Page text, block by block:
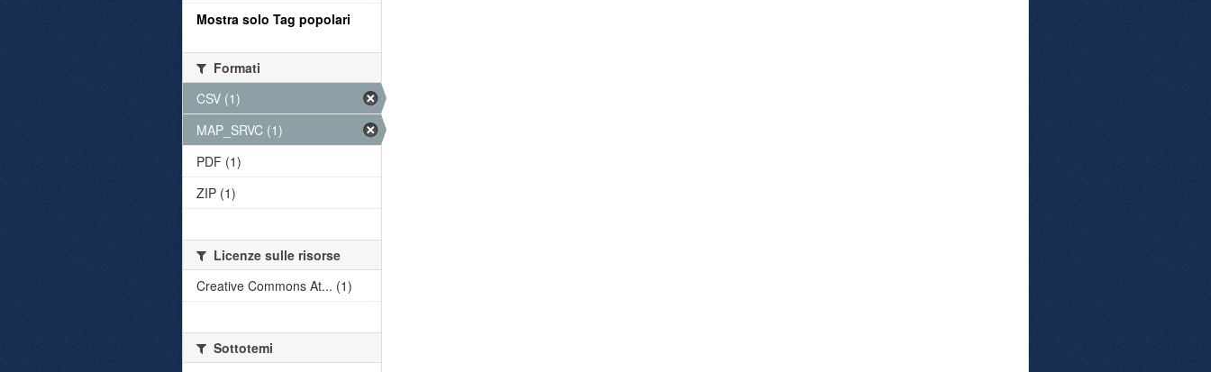
Mostra solo Tag popolari
Formati
CSV (1)
MAP_SRVC (1)
PDF (1)
ZIP (1)
Licenze sulle risorse
Creative Commons At... (1)
Sottotemi